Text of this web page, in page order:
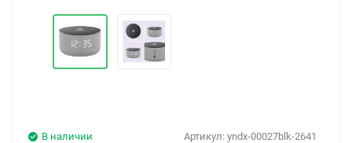
Артикул: yndx-00027blk-2641
В наличии